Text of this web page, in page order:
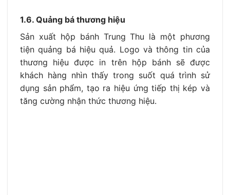
1.6. Quảng bá thương hiệu
Sản xuất hộp bánh Trung Thu là một phương
tiện quảng bá hiệu quả. Logo và thông tin của
thương hiệu được in trên hộp bánh sẽ được
khách hàng nhìn thấy trong suốt quá trình sử
dụng sản phẩm, tạo ra hiệu ứng tiếp thị kép và
tăng cường nhận thức thương hiệu.